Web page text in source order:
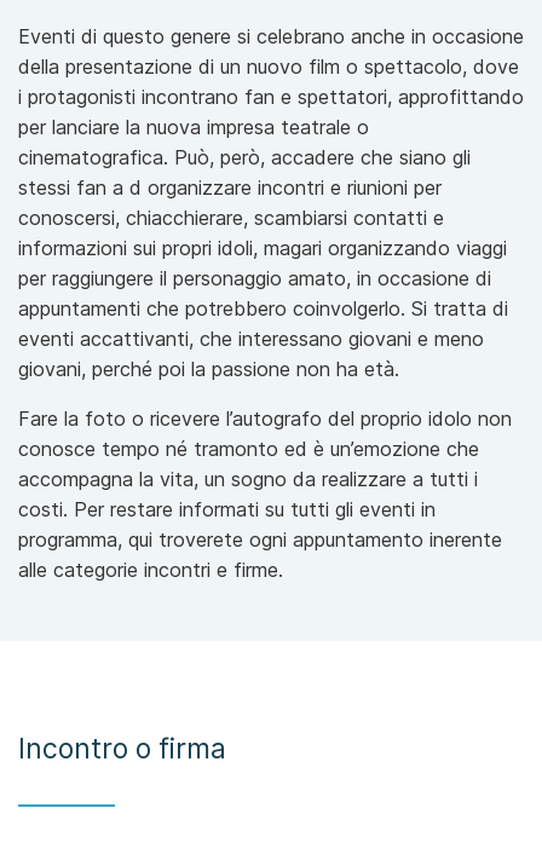
Eventi di questo genere si celebrano anche in occasione
della presentazione di un nuovo film o spettacolo, dove
i protagonisti incontrano fan e spettatori, approfittando
per lanciare la nuova impresa teatrale o
cinematografica. Può, però, accadere che siano gli
stessi fan a d organizzare incontri e riunioni per
conoscersi, chiacchierare, scambiarsi contatti e
informazioni sui propri idoli, magari organizzando viaggi
per raggiungere il personaggio amato, in occasione di
appuntamenti che potrebbero coinvolgerlo. Si tratta di
eventi accattivanti, che interessano giovani e meno
giovani, perché poi la passione non ha età.
Fare la foto o ricevere l’autografo del proprio idolo non
conosce tempo né tramonto ed è un’emozione che
accompagna la vita, un sogno da realizzare a tutti i
costi. Per restare informati su tutti gli eventi in
programma, qui troverete ogni appuntamento inerente
alle categorie incontri e firme.
Incontro o firma